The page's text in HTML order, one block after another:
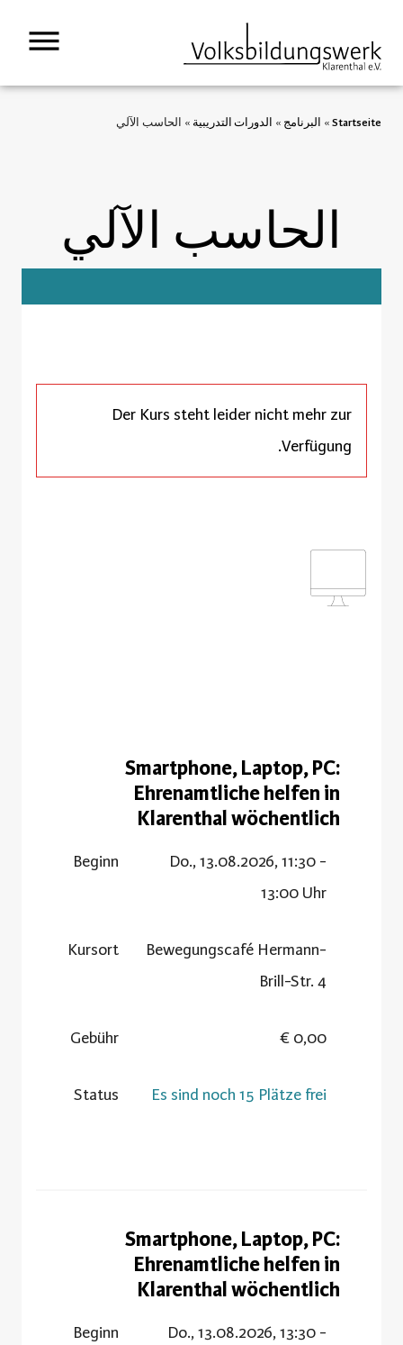
Startseite
» البرنامج » الدورات التدريبية » الحاسب الآلي
الحاسب الآلي
Der Kurs steht leider nicht mehr zur
Verfügung.
Smartphone, Laptop, PC:
Ehrenamtliche helfen in
Klarenthal wöchentlich
Beginn
Do., 13.08.2026, 11:30 -
13:00 Uhr
Kursort
Bewegungscafé Hermann-
Brill-Str. 4
Gebühr 0,00 €
Status Es sind noch 15 Plätze frei
Smartphone, Laptop, PC:
Ehrenamtliche helfen in
Klarenthal wöchentlich
Beginn
Do., 13.08.2026, 13:30 -